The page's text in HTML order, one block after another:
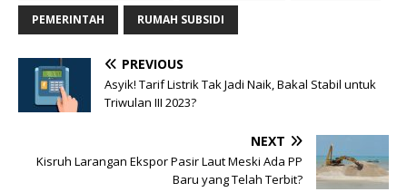
PEMERINTAH RUMAH SUBSIDI
PREVIOUS
Asyik! Tarif Listrik Tak Jadi Naik, Bakal Stabil untuk
Triwulan III 2023?
NEXT
Kisruh Larangan Ekspor Pasir Laut Meski Ada PP
Baru yang Telah Terbit?